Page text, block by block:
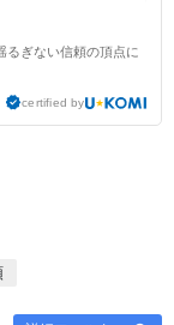
るぎない信頼の頂点に
certified by